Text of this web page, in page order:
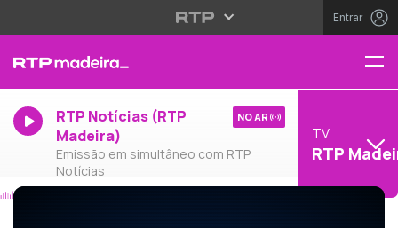
Entrar
RTP Notícias (RTP
Madeira)
Emissão em simultâneo com RTP
Notícias
NO AR
TV
RTP